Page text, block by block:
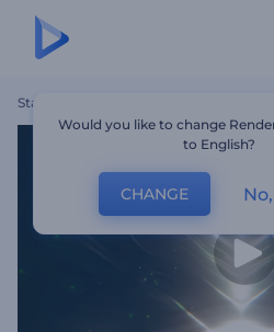
Startseite Rhythmische
Would you like to change
to English?
CHANGE